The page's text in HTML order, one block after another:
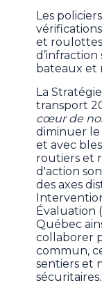
Les
et
bateaux et
La
transport
cœur de
diminuer le
et avec
routiers et
d'action
des axes
Évaluation
Québec
collaborer
commun,
sentiers et
sécuritaires.